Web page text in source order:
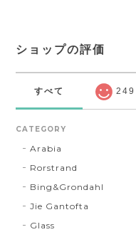
ショップの評価
すべて 249
CATEGORY
Arabia
Rorstrand
Bing&Grondahl
Jie Gantofta
Glass